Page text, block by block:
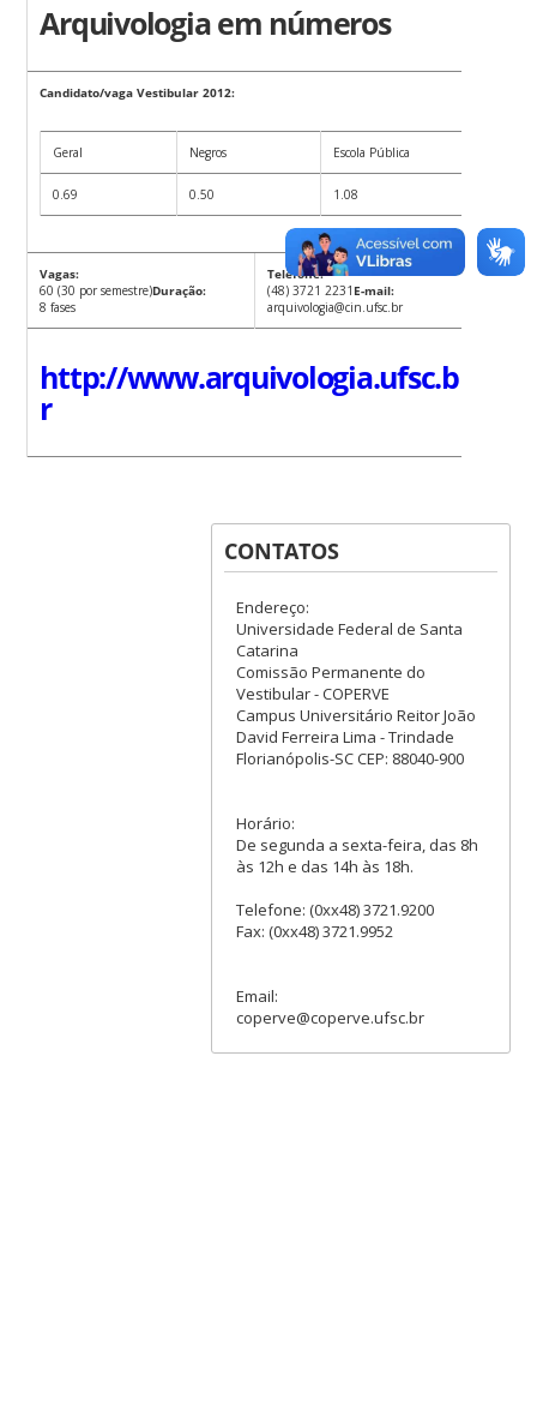
Arquivologia em números
Candidato/vaga Vestibular 2012:
Geral Negros Escola Pública
0.69 0.50 1.08
Vagas:
60 (30 por semestre)Duração:
8 fases
Telefone:
(48) 3721 2231 E-mail:
arquivologia@cin.ufsc.br
http://www.arquivologia.ufsc.b
r
CONTATOS
Endereço:
Universidade Federal de Santa
Catarina
Comissão Permanente do
Vestibular - COPERVE
Campus Universitário Reitor João
David Ferreira Lima - Trindade
Florianópolis-SC CEP: 88040-900
Horário:
De segunda a sexta-feira, das 8h
às 12h e das 14h às 18h.
Telefone: (0xx48) 3721.9200
Fax: (0xx48) 3721.9952
Email:
coperve@coperve.ufsc.br